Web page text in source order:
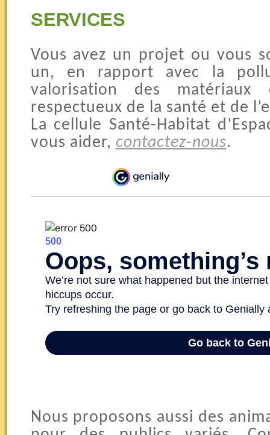
SERVICES
Vous avez un projet ou vous
un, en rapport avec la
valorisation des
respectueux de la santé et de
La cellule Santé-Habitat
vous aider, contactez-nous.
Nous proposons aussi des